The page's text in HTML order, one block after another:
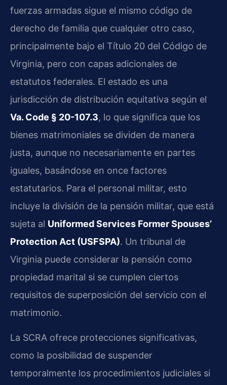
fuerzas armadas sigue el mismo código de
derecho de familia que cualquier otro caso,
principalmente bajo el Título 20 del Código de
Virginia, pero con capas adicionales de
estatutos federales. El estado es una
jurisdicción de distribución equitativa según el
Va. Code § 20-107.3, lo que significa que los
bienes matrimoniales se dividen de manera
justa, aunque no necesariamente en partes
iguales, basándose en once factores
estatutarios. Para el personal militar, esto
incluye la división de la pensión militar, que está
sujeta al Uniformed Services Former Spouses’
Protection Act (USFSPA). Un tribunal de
Virginia puede considerar la pensión como
propiedad marital si se cumplen ciertos
requisitos de superposición del servicio con el
matrimonio.
La SCRA ofrece protecciones significativas,
como la posibilidad de suspender
temporalmente los procedimientos judiciales si